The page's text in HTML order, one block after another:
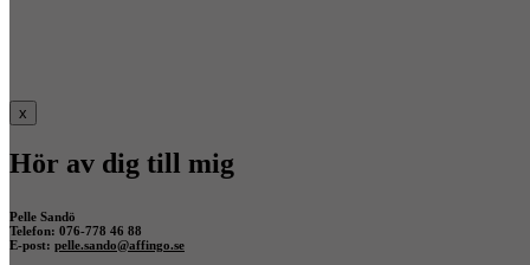
x
Hör av dig till mig
Pelle Sandö
Telefon: 076-778 46 88
E-post: pelle.sando@affingo.se